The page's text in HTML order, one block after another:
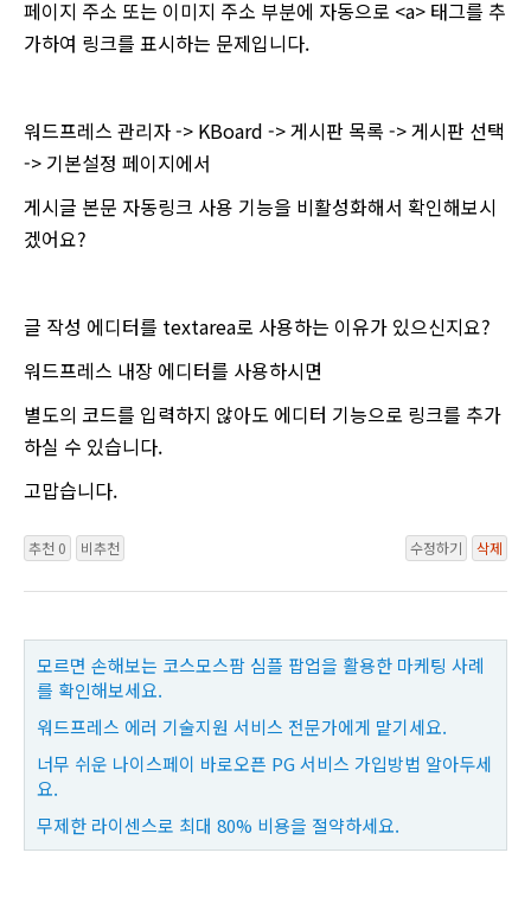
페이지 주소 또는 이미지 주소 부분에 자동으로 <a> 태그를 추
가하여 링크를 표시하는 문제입니다.
워드프레스 관리자 -> KBoard -> 게시판 목록 -> 게시판 선택
-> 기본설정 페이지에서
게시글 본문 자동링크 사용 기능을 비활성화해서 확인해보시
겠어요?
글 작성 에디터를 textarea로 사용하는 이유가 있으신지요?
워드프레스 내장 에디터를 사용하시면
별도의 코드를 입력하지 않아도 에디터 기능으로 링크를 추가
하실 수 있습니다.
고맙습니다.
추천 0 비추천 수정하기 삭제
모르면 손해보는 코스모스팜 심플 팝업을 활용한 마케팅 사례
를 확인해보세요.
워드프레스 에러 기술지원 서비스 전문가에게 맡기세요.
너무 쉬운 나이스페이 바로오픈 PG 서비스 가입방법 알아두세
요.
무제한 라이센스로 최대 80% 비용을 절약하세요.